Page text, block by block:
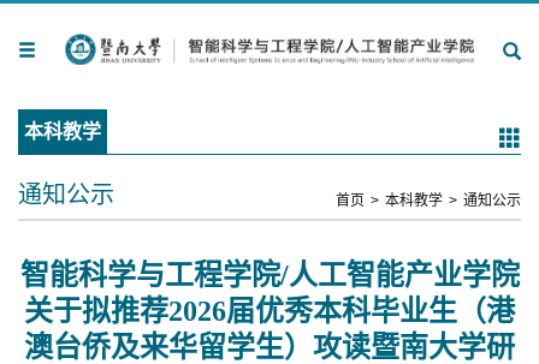
本科教学
通知公示 首页 > 本科教学 > 通知公示
智能科学与工程学院/人工智能产业学院
关于拟推荐2026届优秀本科毕业生（港
澳台侨及来华留学生）攻读暨南大学研